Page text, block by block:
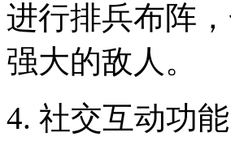
进行排兵布阵
强大的敌人。
4. 社交互动功